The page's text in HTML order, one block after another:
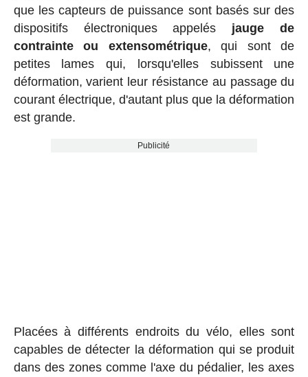
que les capteurs de puissance sont basés sur des
dispositifs électroniques appelés jauge de
contrainte ou extensométrique, qui sont de
petites lames qui, lorsqu'elles subissent une
déformation, varient leur résistance au passage du
courant électrique, d'autant plus que la déformation
est grande.
Publicité
Placées à différents endroits du vélo, elles sont
capables de détecter la déformation qui se produit
dans des zones comme l'axe du pédalier, les axes